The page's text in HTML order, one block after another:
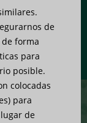
de
forma
para
posible.
colocadas
para
de